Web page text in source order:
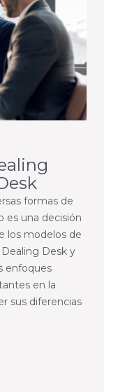
formas de
es una decisión
los modelos de
Desk y
enfoques
en la
sus diferencias